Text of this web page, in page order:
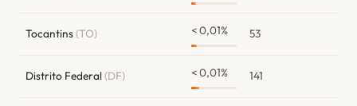
Tocantins(TO) < 0,01% 53
Distrito Federal(DF) < 0,01% 141